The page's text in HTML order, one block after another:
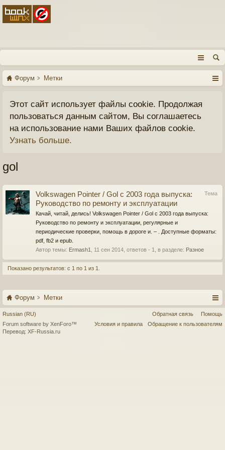
Форум Метки
Этот сайт использует файлы cookie. Продолжая
пользоваться данным сайтом, Вы соглашаетесь
на использование нами Ваших файлов cookie.
Узнать больше.
gol
Тема
Volkswagen Pointer / Gol c 2003 года выпуска:
Руководство по ремонту и эксплуатации
Качай, читай, делись! Volkswagen Pointer / Gol c 2003 года выпуска:
Руководство по ремонту и эксплуатации, регулярные и
периодические проверки, помощь в дороге и. – . Доступные форматы:
pdf, fb2 и epub.
Автор темы: Ermash1 11 сен 2014 , ответов - 1, в разделе: Разное
Показано результатов: с 1 по 1 из 1.
Форум Метки
Russian (RU) Обратная связь
Помощь
Условия и правила
Обращение к пользователям
Forum software by XenForo™
Перевод: XF-Russia.ru